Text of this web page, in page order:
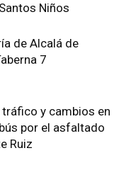
Niños
de Alcalá de
7
y cambios en
por el asfaltado
Ruiz